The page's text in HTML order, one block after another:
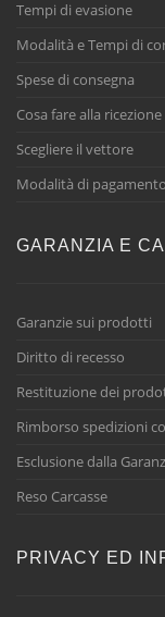
Tempi di evasione
Modalità e Tempi di
Spese di consegna
Cosa fare alla ricezione
Scegliere il vettore
Modalità di pagamento
GARANZIA E
Garanzie sui prodotti
Diritto di recesso
Restituzione dei
Rimborso spedizioni
Esclusione dalla
Reso Carcasse
PRIVACY ED